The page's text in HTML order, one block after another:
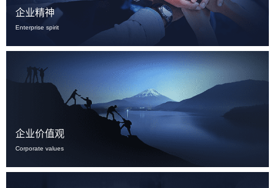
企业精神
Enterprise spirit
企业价值观
Corporate values